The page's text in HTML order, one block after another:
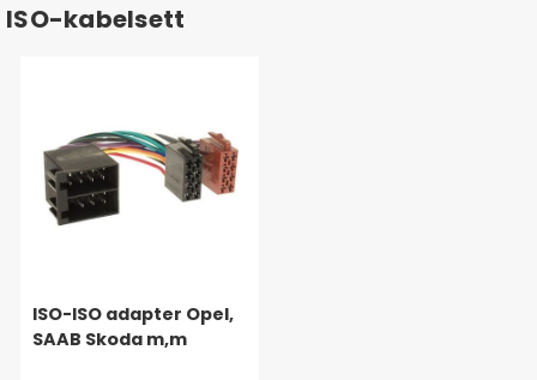
ISO-kabelsett
ISO-ISO adapter Opel,
SAAB Skoda m,m